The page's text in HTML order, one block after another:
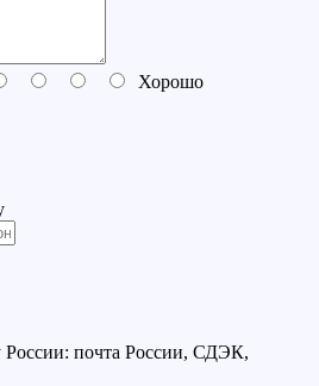
Хорошо
почта России, СДЭК,